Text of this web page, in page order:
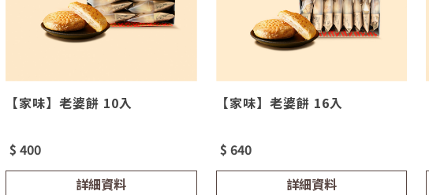
【家味】老婆餅 10入
$ 400
詳細資料
【家味】老婆餅 16入
$ 640
詳細資料